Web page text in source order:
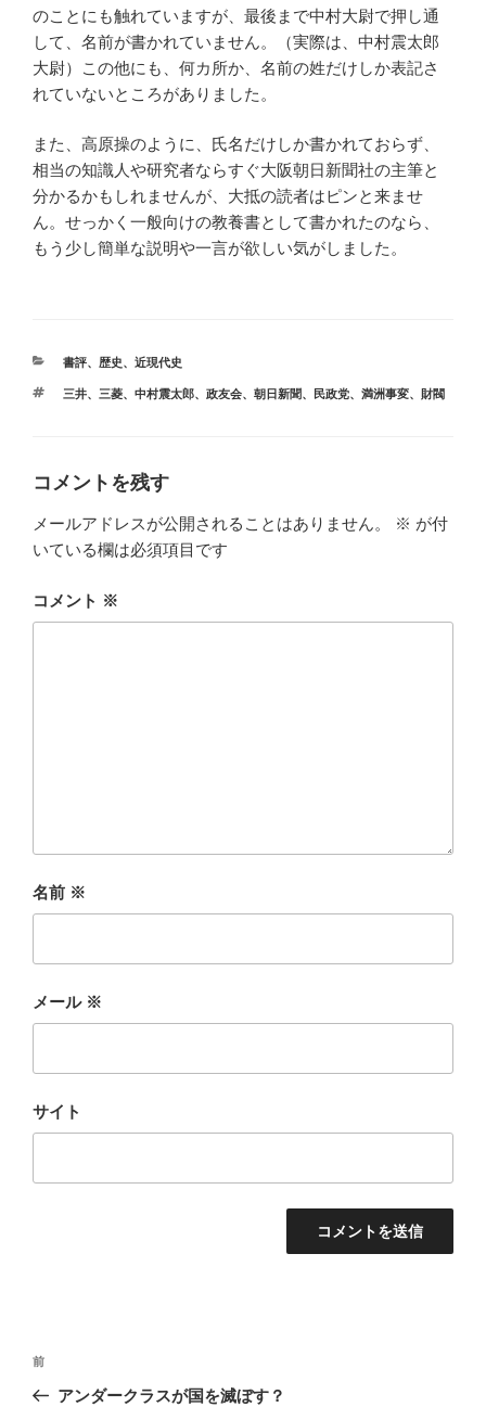
のことにも触れていますが、最後まで中村大尉で押し通
して、名前が書かれていません。（実際は、中村震太郎
大尉）この他にも、何カ所か、名前の姓だけしか表記さ
れていないところがありました。
また、高原操のように、氏名だけしか書かれておらず、
相当の知識人や研究者ならすぐ大阪朝日新聞社の主筆と
分かるかもしれませんが、大抵の読者はピンと来ませ
ん。せっかく一般向けの教養書として書かれたのなら、
もう少し簡単な説明や一言が欲しい気がしました。
カ
ゴ
書評、 歴史、 近現代史
タ
三井、 三菱、 中村震太郎、 政友会、 朝日新聞、 民政党、 満洲事変、 財閥
コメントを残す
メールアドレスが公開されることはありません。 ※ が付
いている欄は必須項目です
コメント ※
名前 ※
メール ※
サイト
投
ナ
前
の
前
アンダークラスが国を滅ぼす？